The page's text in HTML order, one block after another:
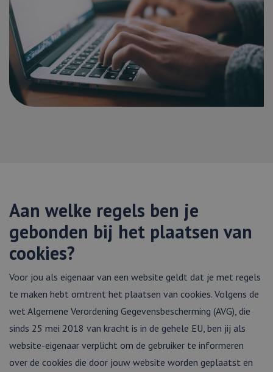
Aan welke regels ben je
gebonden bij het plaatsen van
cookies?
Voor jou als eigenaar van een website geldt dat je met regels
te maken hebt omtrent het plaatsen van cookies. Volgens de
wet Algemene Verordening Gegevensbescherming (AVG), die
sinds 25 mei 2018 van kracht is in de gehele EU, ben jij als
website-eigenaar verplicht om de gebruiker te informeren
over de cookies die door jouw website worden geplaatst en